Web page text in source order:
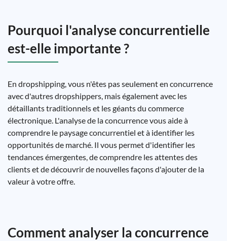
Pourquoi l'analyse concurrentielle
est-elle importante ?
En dropshipping, vous n'êtes pas seulement en concurrence
avec d'autres dropshippers, mais également avec les
détaillants traditionnels et les géants du commerce
électronique. L'analyse de la concurrence vous aide à
comprendre le paysage concurrentiel et à identifier les
opportunités de marché. Il vous permet d'identifier les
tendances émergentes, de comprendre les attentes des
clients et de découvrir de nouvelles façons d'ajouter de la
valeur à votre offre.
Comment analyser la concurrence